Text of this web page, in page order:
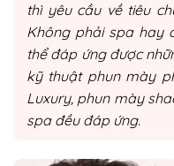
thì yêu cầu về tiêu
Không phải spa hay
thể đáp ứng được
kỹ thuật phun mày
Luxury, phun mày
spa đều đáp ứng.